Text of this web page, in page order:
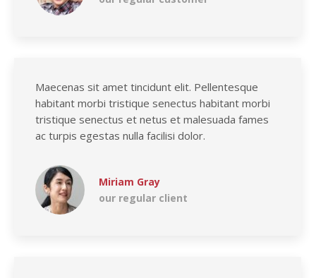
Miriam Gray
our regular client
Maecenas sit amet tincidunt elit. Pellentesque
habitant morbi tristique senectus habitant morbi
tristique senectus et netus et malesuada fames
ac turpis egestas nulla facilisi dolor.